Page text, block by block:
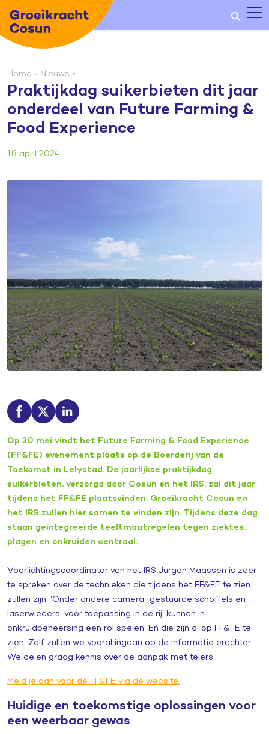
Home » Nieuws »
Praktijkdag suikerbieten dit jaar
onderdeel van Future Farming &
Food Experience
18 april 2024
Op 30 mei vindt het Future Farming & Food Experience
(FF&FE) evenement plaats op de Boerderij van de
Toekomst in Lelystad. De jaarlijkse praktijkdag
suikerbieten, verzorgd door Cosun en het IRS, zal dit jaar
tijdens het FF&FE plaatsvinden. Groeikracht Cosun en
het IRS zullen hier samen te vinden zijn. Tijdens deze dag
staan geïntegreerde teeltmaatregelen tegen ziektes,
plagen en onkruiden centraal.
Voorlichtingscoördinator van het IRS Jurgen Maassen is zeer
te spreken over de technieken die tijdens het FF&FE te zien
zullen zijn. ‘Onder andere camera-gestuurde schoffels en
laserwieders, voor toepassing in de rij, kunnen in
onkruidbeheersing een rol spelen. En die zijn al op FF&FE te
zien. Zelf zullen we vooral ingaan op de informatie erachter.
We delen graag kennis over de aanpak met telers.’
Meld je aan voor de FF&FE via de website.
Huidige en toekomstige oplossingen voor
een weerbaar gewas